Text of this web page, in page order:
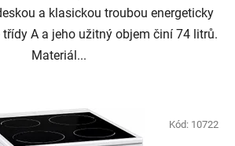
a klasickou troubou energeticky
A a jeho užitný objem činí 74 litrů.
Materiál...
Kód: 10722